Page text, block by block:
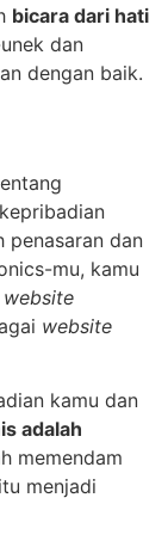
bicara dari hati
dan
dengan baik.
penasaran dan
mu, kamu
website
website
kamu dan
adalah
memendam
menjadi